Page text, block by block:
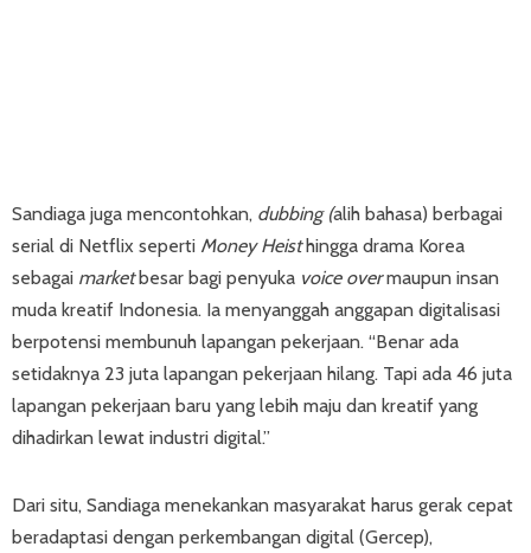
Sandiaga juga mencontohkan, dubbing (alih bahasa) berbagai
serial di Netflix seperti Money Heisthingga drama Korea
sebagai marketbesar bagi penyuka voice overmaupun insan
muda kreatif Indonesia. Ia menyanggah anggapan digitalisasi
berpotensi membunuh lapangan pekerjaan. “Benar ada
setidaknya 23 juta lapangan pekerjaan hilang. Tapi ada 46 juta
lapangan pekerjaan baru yang lebih maju dan kreatif yang
dihadirkan lewat industri digital.”
Dari situ, Sandiaga menekankan masyarakat harus gerak cepat
beradaptasi dengan perkembangan digital (Gercep),